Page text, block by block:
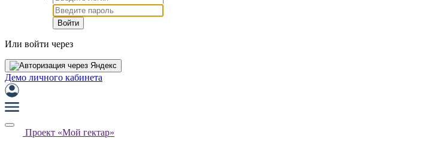
Войти
Или войти через
Демо личного кабинета
Проект «Мой гектар»